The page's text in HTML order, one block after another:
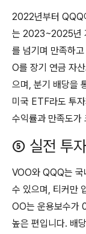
2022년부터 QQQ
는 2023~2025년
를 넘기며 만족하
O를 장기 연금 자
으며, 분기 배당을
미국 ETF라도 투
수익률과 만족도가
⑤ 실전 투
VOO와 QQQ는 국
수 있으며, 티커만
OO는 운용보수가
높은 편입니다. 배